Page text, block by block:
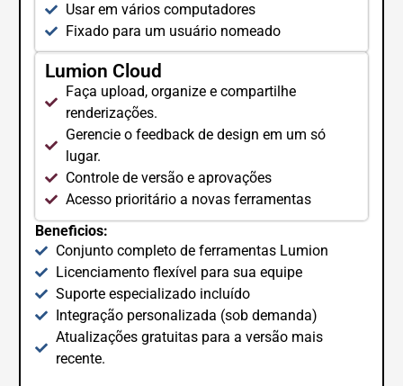
Usar em vários computadores
Fixado para um usuário nomeado
Lumion Cloud
Faça upload, organize e compartilhe
renderizações.
Gerencie o feedback de design em um só
lugar.
Controle de versão e aprovações
Acesso prioritário a novas ferramentas
Beneficios:
Conjunto completo de ferramentas Lumion
Licenciamento flexível para sua equipe
Suporte especializado incluído
Integração personalizada (sob demanda)
Atualizações gratuitas para a versão mais
recente.